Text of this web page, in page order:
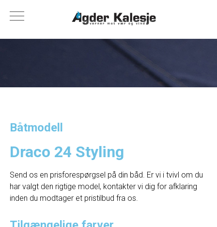
Båtmodell
Draco 24 Styling
Send os en prisforespørgsel på din båd. Er vi i tvivl om du
har valgt den rigtige model, kontakter vi dig for afklaring
inden du modtager et pristilbud fra os.